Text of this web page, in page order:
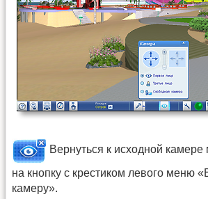
Вернуться к исходной
на кнопку с крестиком левого меню
камеру».